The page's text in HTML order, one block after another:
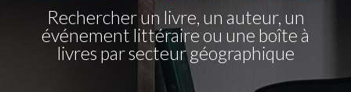
Rechercher un livre, un auteur, un
événement littéraire ou une boîte à
livres par secteur géographique